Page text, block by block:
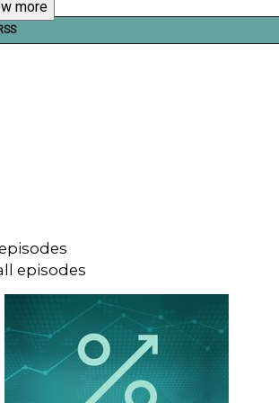
var opprinnelig et direktesendt
more
episodes